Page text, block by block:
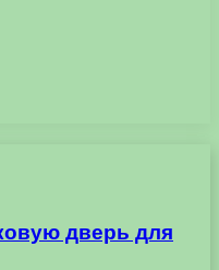
дверь для